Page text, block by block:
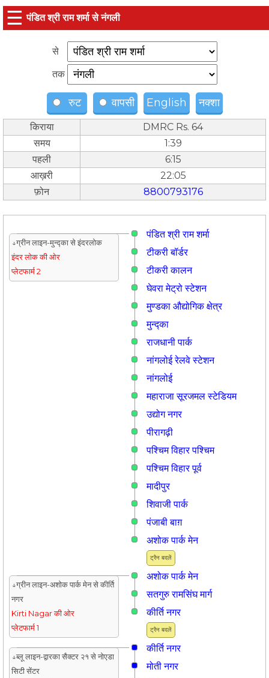
☰ पंडित श्री राम शर्मा से नंगली
से
तक
रुट वापसी English नक्शा
किराया
DMRC Rs. 64
समय
1:39
पहली
6:15
आख़री
22:05
फ़ोन
8800793176
पंडित श्री राम शर्मा
↓ग्रीन लाइन-मुन्द्का से इंदरलोक
इंदर लोक की ओर
प्लेटफार्म 2
टीकरी बॉर्डर
टीकरी कालन
घेवरा मेट्रो स्टेशन
मुण्डका औद्योगिक क्षेत्र
मुन्द्का
राजधानी पार्क
नांगलोई रेलवे स्टेशन
नांगलोई
महाराजा सूरजमल स्टेडियम
उद्योग नगर
पीरागढ़ी
पश्चिम विहार पश्चिम
पश्चिम विहार पूर्व
मादीपुर
शिवाजी पार्क
पंजाबी बाग़
ट्रैन बदलें
अशोक पार्क मेन
अशोक पार्क मेन
↓ग्रीन लाइन-अशोक पार्क मेन से कीर्ति
नगर
Kirti Nagar की ओर
प्लेटफार्म 1
सतगुरु रामसिंघ मार्ग
ट्रैन बदलें
कीर्ति नगर
कीर्ति नगर
↓ब्लू लाइन-द्वारका सैक्टर २१ से नोएडा
सिटी सेंटर
मोती नगर